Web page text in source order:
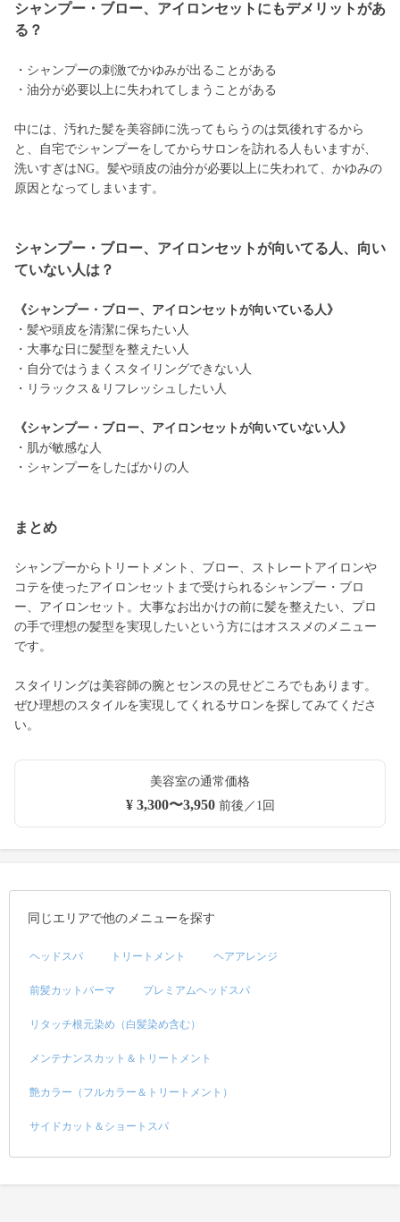
シャンプー・ブロー、アイロンセットにもデメリットがあ
る？
・シャンプーの刺激でかゆみが出ることがある
・油分が必要以上に失われてしまうことがある
中には、汚れた髪を美容師に洗ってもらうのは気後れするから
と、自宅でシャンプーをしてからサロンを訪れる人もいますが、
洗いすぎはNG。髪や頭皮の油分が必要以上に失われて、かゆみの
原因となってしまいます。
シャンプー・ブロー、アイロンセットが向いてる人、向い
ていない人は？
《シャンプー・ブロー、アイロンセットが向いている人》
・髪や頭皮を清潔に保ちたい人
・大事な日に髪型を整えたい人
・自分ではうまくスタイリングできない人
・リラックス＆リフレッシュしたい人
《シャンプー・ブロー、アイロンセットが向いていない人》
・肌が敏感な人
・シャンプーをしたばかりの人
まとめ
シャンプーからトリートメント、ブロー、ストレートアイロンや
コテを使ったアイロンセットまで受けられるシャンプー・ブロ
ー、アイロンセット。大事なお出かけの前に髪を整えたい、プロ
の手で理想の髪型を実現したいという方にはオススメのメニュー
です。
スタイリングは美容師の腕とセンスの見せどころでもあります。
ぜひ理想のスタイルを実現してくれるサロンを探してみてくださ
い。
美容室の通常価格
¥ 3,300〜3,950前後／1回
同じエリアで他のメニューを探す
ヘッドスパ トリートメント ヘアアレンジ
前髪カットパーマ プレミアムヘッドスパ
リタッチ根元染め（白髪染め含む）
メンテナンスカット＆トリートメント
艶カラー（フルカラー＆トリートメント）
サイドカット＆ショートスパ